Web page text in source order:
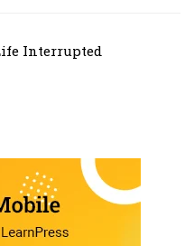
Interrupted